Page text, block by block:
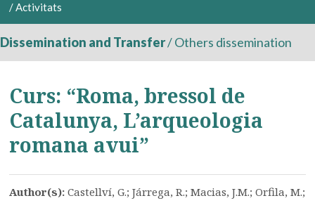
/Activitats
Dissemination and Transfer/Others dissemination
Curs: “Roma, bressol de
Catalunya, L’arqueologia
romana avui”
Author(s):Castellví, G.; Járrega, R.; Macias, J.M.; Orfila, M.;